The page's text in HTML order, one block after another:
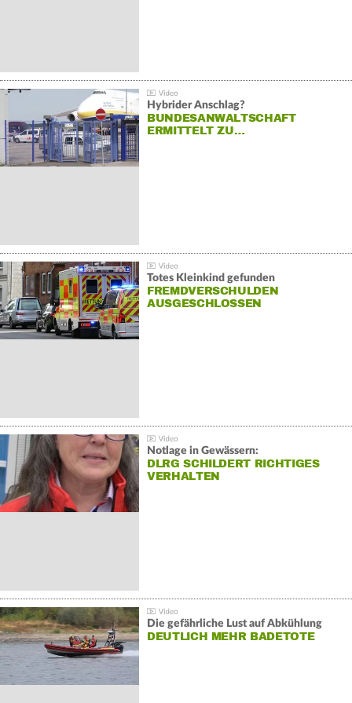
Hybrider Anschlag?
BUNDESANWALTSCHAFT
ERMITTELT ZU…
Totes Kleinkind gefunden
FREMDVERSCHULDEN
AUSGESCHLOSSEN
Notlage in Gewässern:
DLRG SCHILDERT RICHTIGES
VERHALTEN
Die gefährliche Lust auf Abkühlung
DEUTLICH MEHR BADETOTE